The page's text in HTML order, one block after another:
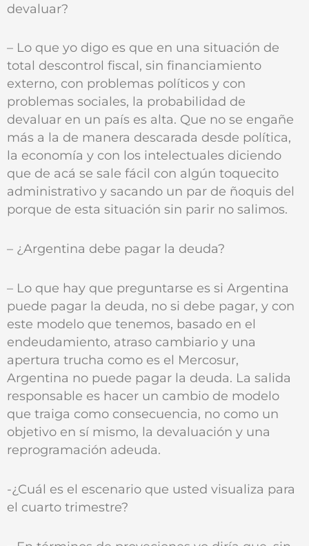
devaluar?
– Lo que yo digo es que en una situación de
total descontrol fiscal, sin financiamiento
externo, con problemas políticos y con
problemas sociales, la probabilidad de
devaluar en un país es alta. Que no se engañe
más a la de manera descarada desde política,
la economía y con los intelectuales diciendo
que de acá se sale fácil con algún toquecito
administrativo y sacando un par de ñoquis del
porque de esta situación sin parir no salimos.
– ¿Argentina debe pagar la deuda?
– Lo que hay que preguntarse es si Argentina
puede pagar la deuda, no si debe pagar, y con
este modelo que tenemos, basado en el
endeudamiento, atraso cambiario y una
apertura trucha como es el Mercosur,
Argentina no puede pagar la deuda. La salida
responsable es hacer un cambio de modelo
que traiga como consecuencia, no como un
objetivo en sí mismo, la devaluación y una
reprogramación adeuda.
-¿Cuál es el escenario que usted visualiza para
el cuarto trimestre?